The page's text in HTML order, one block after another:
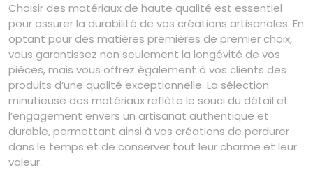
Choisir des matériaux de haute qualité est essentiel
pour assurer la durabilité de vos créations artisanales. En
optant pour des matières premières de premier choix,
vous garantissez non seulement la longévité de vos
pièces, mais vous offrez également à vos clients des
produits d’une qualité exceptionnelle. La sélection
minutieuse des matériaux reflète le souci du détail et
l’engagement envers un artisanat authentique et
durable, permettant ainsi à vos créations de perdurer
dans le temps et de conserver tout leur charme et leur
valeur.